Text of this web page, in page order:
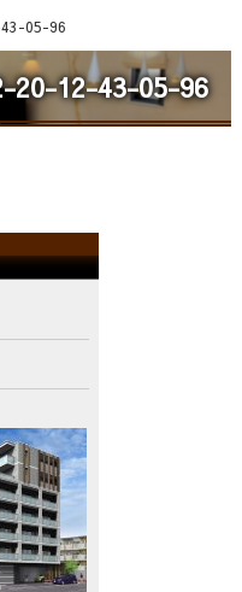
05-96
20-12-43-05-96